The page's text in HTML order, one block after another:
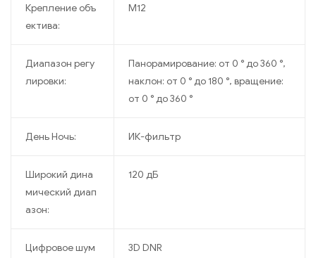
Крепление объ
ектива:
M12
Диапазон регу
лировки:
Панорамирование: от 0 ° до 360 °,
наклон: от 0 ° до 180 °, вращение:
от 0 ° до 360 °
День Ночь: ИК-фильтр
Широкий дина
мический диап
азон:
120 дБ
Цифровое шум
3D DNR